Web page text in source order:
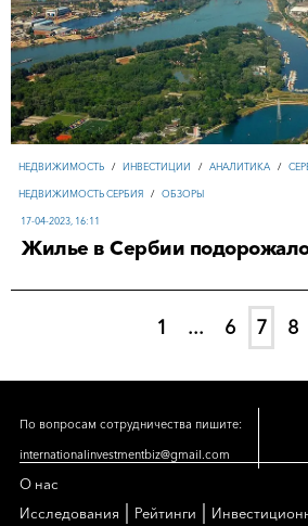
НЕДВИЖИМОСТЬ / ИНВЕСТИЦИИ / АНАЛИТИКА /
НЕДВИЖИМОСТЬ СЕРБИЯ / ОБЗОРЫ
17-04-2023, 16:11
Жилье в Сербии
1 ... 6 7 8
По вопросам сотрудничества пишите:
internationalinvestmentbiz@gmail.com
О нас
Исследования
Рейтинги